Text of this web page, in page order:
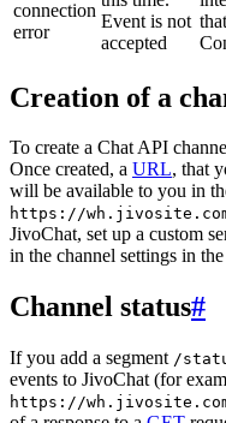
connection
error
Event is not
accepted
Creation of a
To create a Chat API
Once created, a URL, that
will be available to you in
https://
JivoChat, set up a custom
in the channel settings in
Channel status#
If you add a segment /
events to JivoChat (for
https://